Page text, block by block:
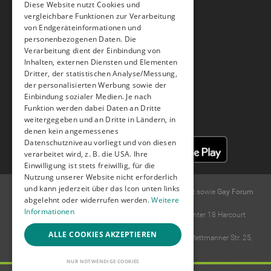
Hilfe & Support
FAQ
Hilfe
Feedback
Tipps & Tricks und Neuheiten
Facebook
© 2004 -2026Gay.de Schwule Kontakte und Gay Chatsowie Gay Forum
undGay Kontaktanzeigen.
Ideawise Limited;Unit 603A, 6/F, Tower Admiralty Center 18 Harcourt
Road, Admiralty, Hong Kong
Der Forderungseinzug erfolgt durch Compay GmbH, Mettmanner Str. 25,
Diese Website nutzt Cookies und
vergleichbare Funktionen zur Verarbeitung
von Endgeräteinformationen und
personenbezogenen Daten. Die
Verarbeitung dient der Einbindung von
Inhalten, externen Diensten und Elementen
Dritter, der statistischen Analyse/Messung,
der personalisierten Werbung sowie der
Einbindung sozialer Medien. Je nach
Funktion werden dabei Daten an Dritte
weitergegeben und an Dritte in Ländern, in
denen kein angemessenes
Datenschutzniveau vorliegt und von diesen
verarbeitet wird, z. B. die USA. Ihre
Einwilligung ist stets freiwillig, für die
Nutzung unserer Website nicht erforderlich
und kann jederzeit über das Icon unten links
abgelehnt oder widerrufen werden.Weitere
Informationen
ALLE COOKIES AKZEPTIEREN
NUR NOTWENDIGE COOKIES